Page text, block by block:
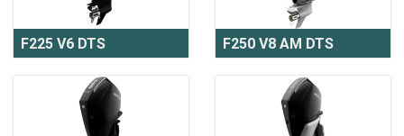
F225 V6 DTS F250 V8 AM DTS